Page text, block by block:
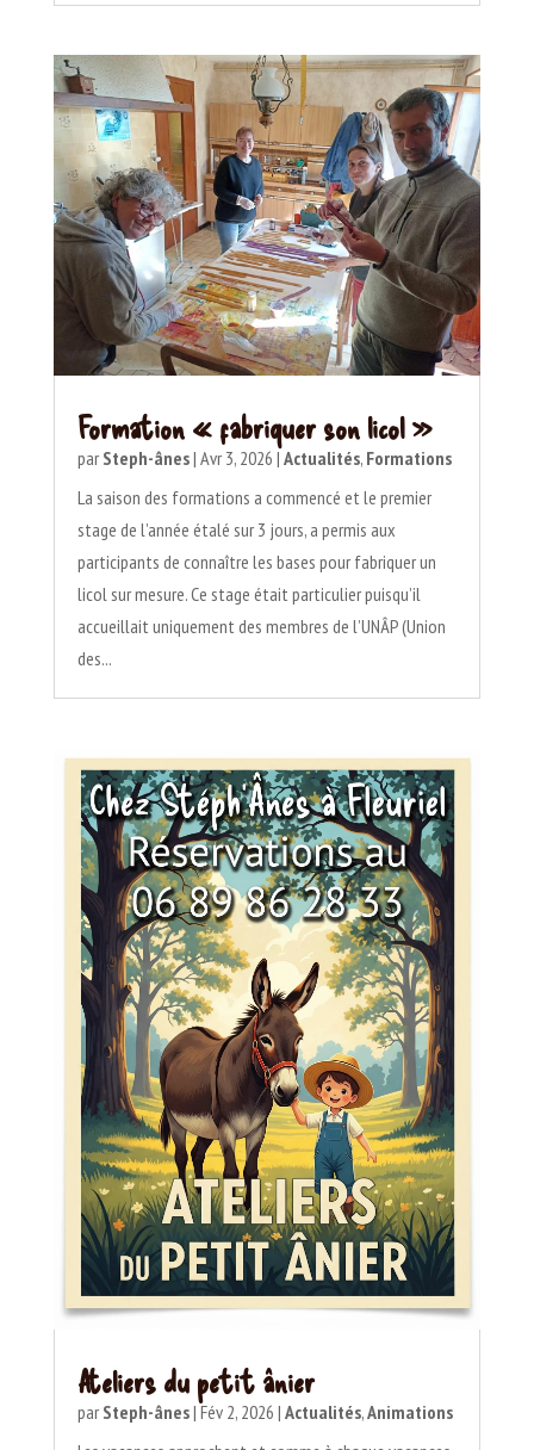
Formation « fabriquer son licol »
par Steph-ânes| Avr 3, 2026 | Actualités, Formations
La saison des formations a commencé et le premier
stage de l’année étalé sur 3 jours, a permis aux
participants de connaître les bases pour fabriquer un
licol sur mesure. Ce stage était particulier puisqu’il
accueillait uniquement des membres de l’UNÂP (Union
des...
Ateliers du petit ânier
par Steph-ânes|Fév 2, 2026 | Actualités,Animations